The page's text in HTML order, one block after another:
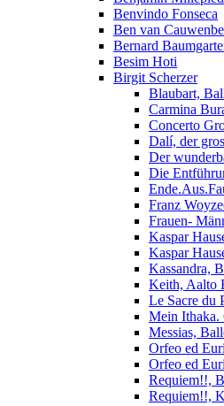
Benvindo Fonseca
Ben van
Bernard
Besim Hoti
Birgit Scherzer
Blaubart,
Carmina
Concerto
Dalí, der
Der
Die
Franz
Frauen-
Kaspar
Kaspar
Kassandra,
Keith, Aalto
Le Sacre du
Mein Ithaka.
Messias,
Orfeo ed
Orfeo ed
Requiem!!,
Requiem!!,